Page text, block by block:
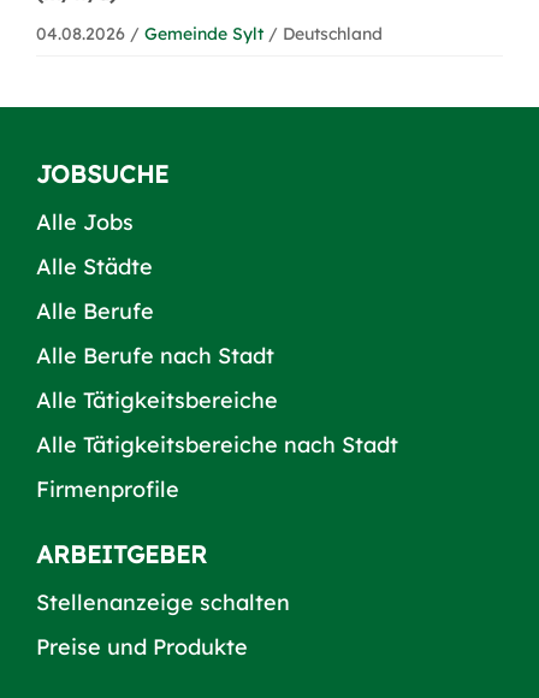
04.08.2026 / Gemeinde Sylt / Deutschland
JOBSUCHE
Alle Jobs
Alle Städte
Alle Berufe
Alle Berufe nach Stadt
Alle Tätigkeitsbereiche
Alle Tätigkeitsbereiche nach Stadt
Firmenprofile
ARBEITGEBER
Stellenanzeige schalten
Preise und Produkte